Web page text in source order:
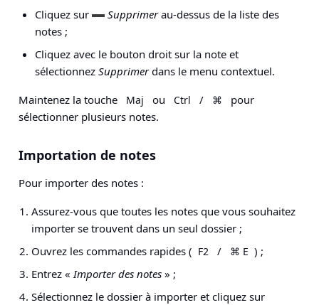
Cliquez sur
Supprimerau-dessus de la liste des
notes ;
Cliquez avec le bouton droit sur la note et
sélectionnez Supprimerdans le menu contextuel.
Maintenez la touche
Maj ou Ctrl / ⌘
pour
sélectionner plusieurs notes.
Importation de notes
Pour importer des notes :
Assurez-vous que toutes les notes que vous souhaitez
importer se trouvent dans un seul dossier ;
Ouvrez les commandes rapides ( F2 / ⌘ E ) ;
Entrez «Importer des notes » ;
Sélectionnez le dossier à importer et cliquez sur